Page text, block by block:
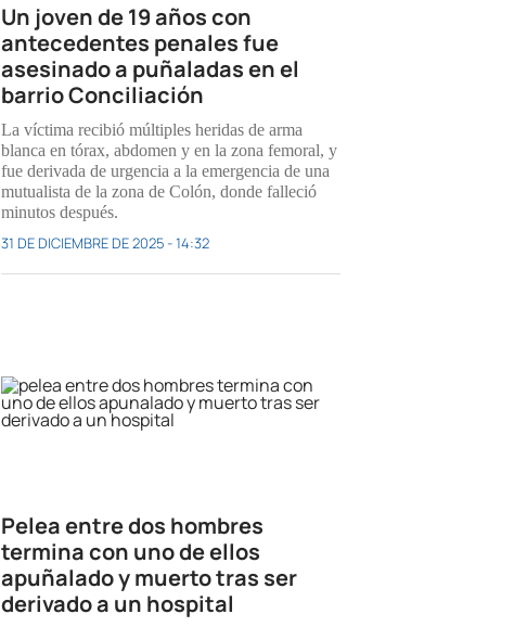
Un joven de 19 años con
antecedentes penales fue
asesinado a puñaladas en el
barrio Conciliación
La víctima recibió múltiples heridas de arma
blanca en tórax, abdomen y en la zona femoral, y
fue derivada de urgencia a la emergencia de una
mutualista de la zona de Colón, donde falleció
minutos después.
31 DE DICIEMBRE DE 2025 - 14:32
Pelea entre dos hombres
termina con uno de ellos
apuñalado y muerto tras ser
derivado a un hospital